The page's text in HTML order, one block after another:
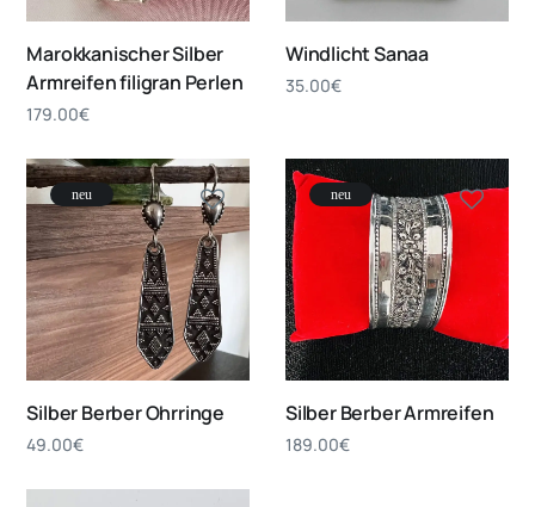
Marokkanischer Silber
Armreifen filigran Perlen
179.00€
Windlicht Sanaa
35.00€
neu
Silber Berber Ohrringe
49.00€
neu
Silber Berber Armreifen
189.00€